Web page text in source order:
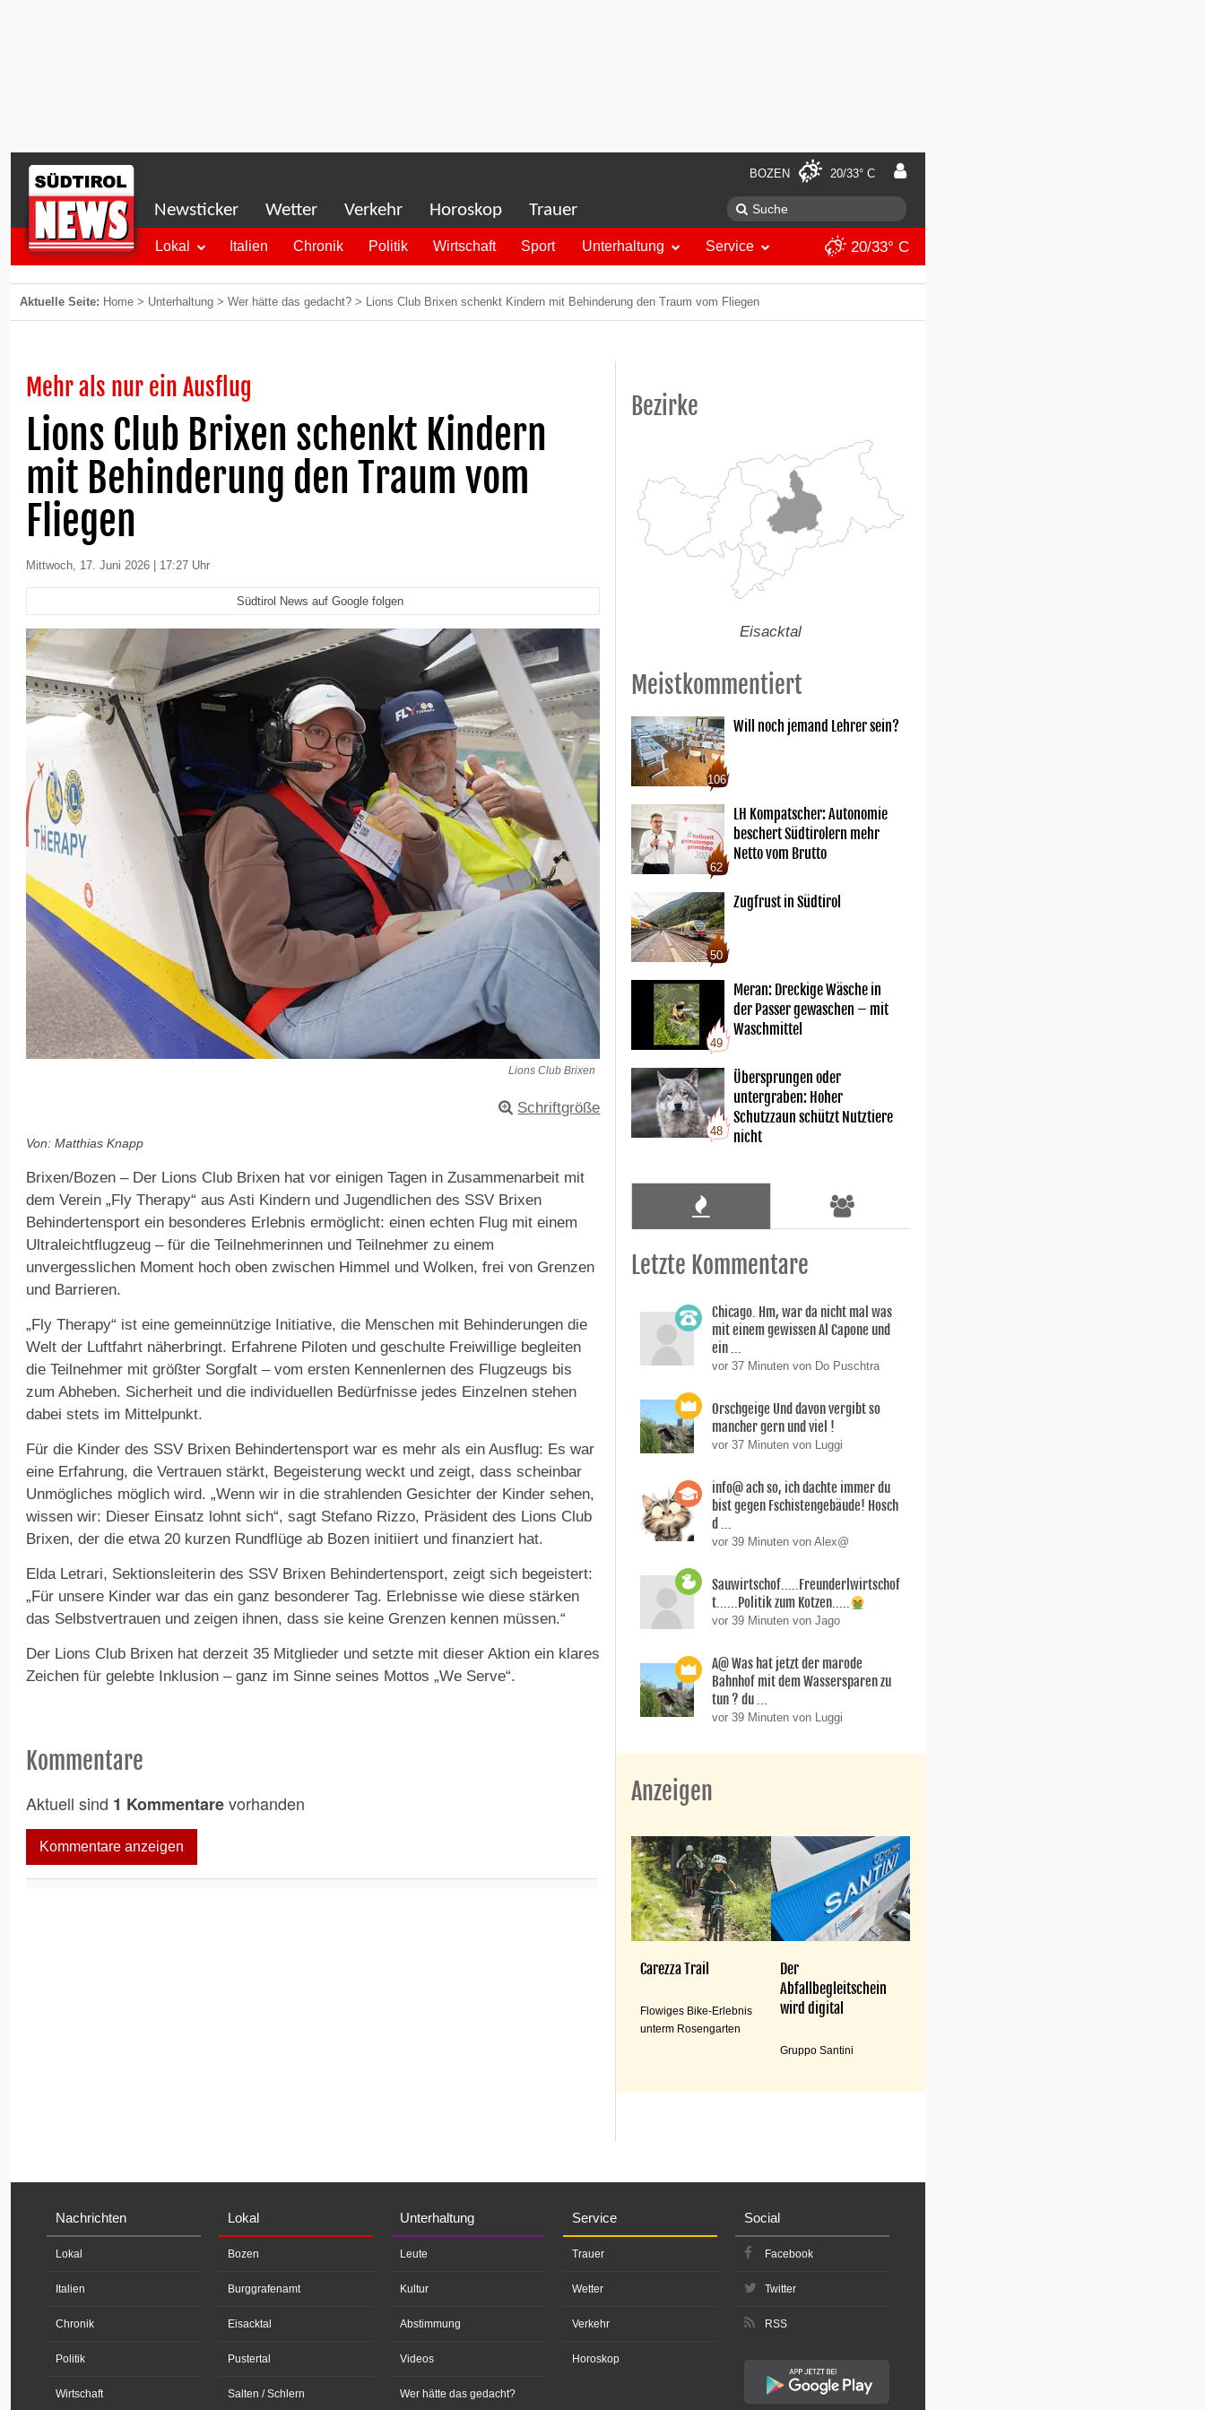
BOZEN 20/33° C
Newsticker Wetter Verkehr Horoskop Trauer
Lokal Italien Chronik Politik Wirtschaft Sport Unterhaltung Service 20/33° C
Aktuelle Seite: Home > Unterhaltung > Wer hätte das gedacht? > Lions Club Brixen schenkt Kindern mit Behinderung den Traum vom Fliegen
Mehr als nur ein Ausflug
Lions Club Brixen schenkt Kindern
mit Behinderung den Traum vom
Fliegen
Mittwoch, 17. Juni 2026 | 17:27 Uhr
Südtirol News auf Google folgen
Lions Club Brixen
Schriftgröße
Von: Matthias Knapp
Brixen/Bozen – Der Lions Club Brixen hat vor einigen Tagen in Zusammenarbeit mit
dem Verein „Fly Therapy“ aus Asti Kindern und Jugendlichen des SSV Brixen
Behindertensport ein besonderes Erlebnis ermöglicht: einen echten Flug mit einem
Ultraleichtflugzeug – für die Teilnehmerinnen und Teilnehmer zu einem
unvergesslichen Moment hoch oben zwischen Himmel und Wolken, frei von Grenzen
und Barrieren.
„Fly Therapy“ ist eine gemeinnützige Initiative, die Menschen mit Behinderungen die
Welt der Luftfahrt näherbringt. Erfahrene Piloten und geschulte Freiwillige begleiten
die Teilnehmer mit größter Sorgfalt – vom ersten Kennenlernen des Flugzeugs bis
zum Abheben. Sicherheit und die individuellen Bedürfnisse jedes Einzelnen stehen
dabei stets im Mittelpunkt.
Für die Kinder des SSV Brixen Behindertensport war es mehr als ein Ausflug: Es war
eine Erfahrung, die Vertrauen stärkt, Begeisterung weckt und zeigt, dass scheinbar
Unmögliches möglich wird. „Wenn wir in die strahlenden Gesichter der Kinder sehen,
wissen wir: Dieser Einsatz lohnt sich“, sagt Stefano Rizzo, Präsident des Lions Club
Brixen, der die etwa 20 kurzen Rundflüge ab Bozen initiiert und finanziert hat.
Elda Letrari, Sektionsleiterin des SSV Brixen Behindertensport, zeigt sich begeistert:
„Für unsere Kinder war das ein ganz besonderer Tag. Erlebnisse wie diese stärken
das Selbstvertrauen und zeigen ihnen, dass sie keine Grenzen kennen müssen.“
Der Lions Club Brixen hat derzeit 35 Mitglieder und setzte mit dieser Aktion ein klares
Zeichen für gelebte Inklusion – ganz im Sinne seines Mottos „We Serve“.
Kommentare
Aktuell sind 1 Kommentarevorhanden
Kommentare anzeigen
Bezirke
Eisacktal
Meistkommentiert
106
Will noch jemand Lehrer sein?
62
LH Kompatscher: Autonomie
beschert Südtirolern mehr
Netto vom Brutto
50
Zugfrust in Südtirol
49
Meran: Dreckige Wäsche in
der Passer gewaschen – mit
Waschmittel
48
Übersprungen oder
untergraben: Hoher
Schutzzaun schützt Nutztiere
nicht
Letzte Kommentare
Chicago. Hm, war da nicht mal was
mit einem gewissen Al Capone und
ein ...
vor 37 Minuten von Do Puschtra
Orschgeige Und davon vergibt so
mancher gern und viel !
vor 37 Minuten von Luggi
info@ ach so, ich dachte immer du
bist gegen Fschistengebäude! Hosch
d ...
vor 39 Minuten von Alex@
Sauwirtschof.....Freunderlwirtschof
t......Politik zum Kotzen.....
vor 39 Minuten von Jago
A@ Was hat jetzt der marode
Bahnhof mit dem Wassersparen zu
tun ? du ...
vor 39 Minuten von Luggi
Anzeigen
Carezza Trail
Flowiges Bike-Erlebnis
unterm Rosengarten
Der
Abfallbegleitschein
wird digital
Gruppo Santini
Nachrichten
Lokal
Italien
Chronik
Politik
Wirtschaft
Lokal
Bozen
Burggrafenamt
Eisacktal
Pustertal
Salten / Schlern
Unterhaltung
Leute
Kultur
Abstimmung
Videos
Wer hätte das gedacht?
Service
Trauer
Wetter
Verkehr
Horoskop
Social
Facebook
Twitter
RSS